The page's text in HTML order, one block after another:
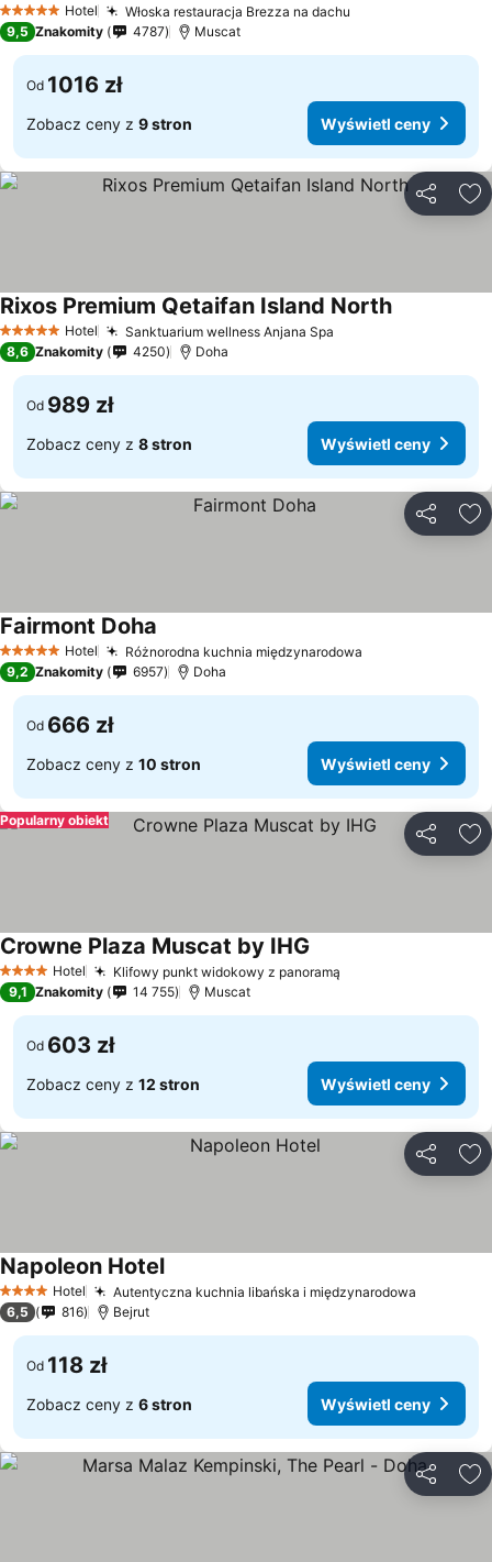
5 KategoriaHotel Włoska restauracja Brezza na dachu
9,5 Znakomity 4787 Muscat
Od 1016 zł
Zobacz ceny z 9 stron Wyświetl ceny
5 KategoriaHotel Sanktuarium wellness Anjana Spa
Rixos Premium Qetaifan Island NorthWyświetl
8,6 Znakomity 4250 Doha
Od 989 zł
Zobacz ceny z 8 stron Wyświetl ceny
5 KategoriaHotel Różnorodna kuchnia międzynarodowa
Fairmont Doha
9,2 Znakomity 6957 Doha
Od 666 zł
Zobacz ceny z 10 stron Wyświetl ceny
Popularny obiekt
4 KategoriaHotel Klifowy punkt widokowy z panoramą
Crowne Plaza Muscat by IHG
9,1 Znakomity 14 755 Muscat
Od 603 zł
Zobacz ceny z 12 stron Wyświetl ceny
4 KategoriaHotel Autentyczna kuchnia libańska i międzynarodowa
Napoleon HotelWyświetl ceny
6,5 816 Bejrut
Od 118 zł
Zobacz ceny z 6 stron Wyświetl ceny